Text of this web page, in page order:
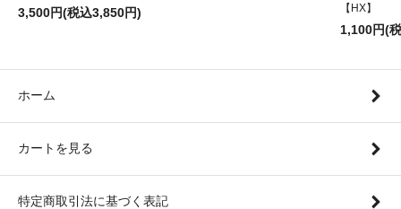
3,500円(税込3,850円)
【HX】
1,100円(
ホーム
カートを見る
特定商取引法に基づく表記